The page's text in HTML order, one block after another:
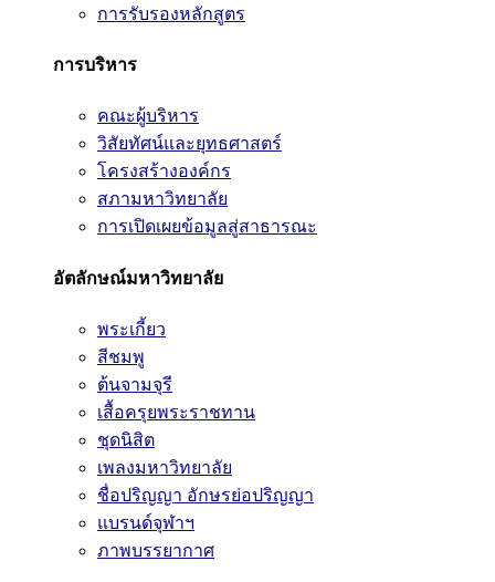
การรับรองหลักสูตร
การบริหาร
คณะผู้บริหาร
วิสัยทัศน์และยุทธศาสตร์
โครงสร้างองค์กร
สภามหาวิทยาลัย
การเปิดเผยข้อมูลสู่สาธารณะ
อัตลักษณ์มหาวิทยาลัย
พระเกี้ยว
สีชมพู
ต้นจามจุรี
เสื้อครุยพระราชทาน
ชุดนิสิต
เพลงมหาวิทยาลัย
ชื่อปริญญา อักษรย่อปริญญา
แบรนด์จุฬาฯ
ภาพบรรยากาศ